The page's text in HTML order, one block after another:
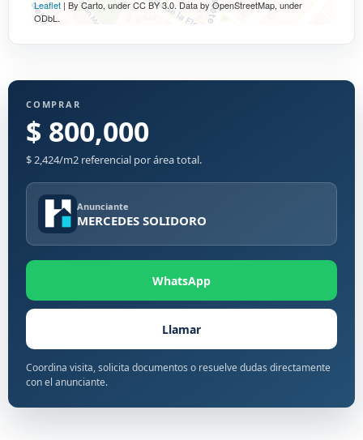
Leaflet | By Carto, under CC BY 3.0. Data by OpenStreetMap, under
ODbL.
COMPRAR
$ 800,000
$ 2,424/m2 referencial por área total.
Anunciante
MERCEDES SOLIDORO
WhatsApp
Llamar
Coordina visita, solicita documentos o resuelve dudas directamente
con el anunciante.